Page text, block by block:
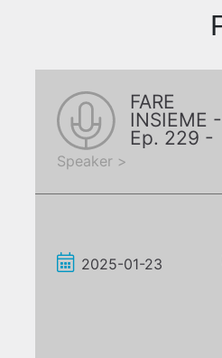
FARE
INSIEME -
Ep. 229 -
Speaker >
2025-01-23